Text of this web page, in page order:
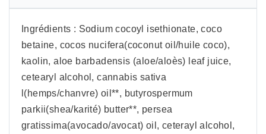
Ingrédients : Sodium cocoyl isethionate, coco
betaine, cocos nucifera(coconut oil/huile coco),
kaolin, aloe barbadensis (aloe/aloès) leaf juice,
cetearyl alcohol, cannabis sativa
l(hemps/chanvre) oil**, butyrospermum
parkii(shea/karité) butter**, persea
gratissima(avocado/avocat) oil, ceterayl alcohol,